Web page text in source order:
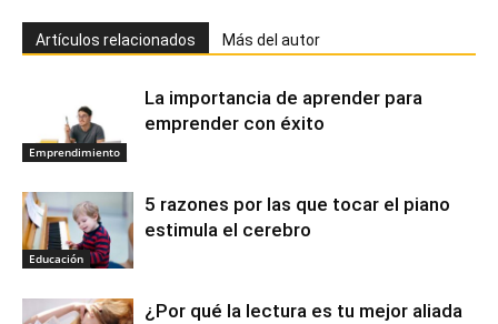
Artículos relacionados Más del autor
Emprendimiento
La importancia de aprender para
emprender con éxito
Educación
5 razones por las que tocar el piano
estimula el cerebro
¿Por qué la lectura es tu mejor aliada